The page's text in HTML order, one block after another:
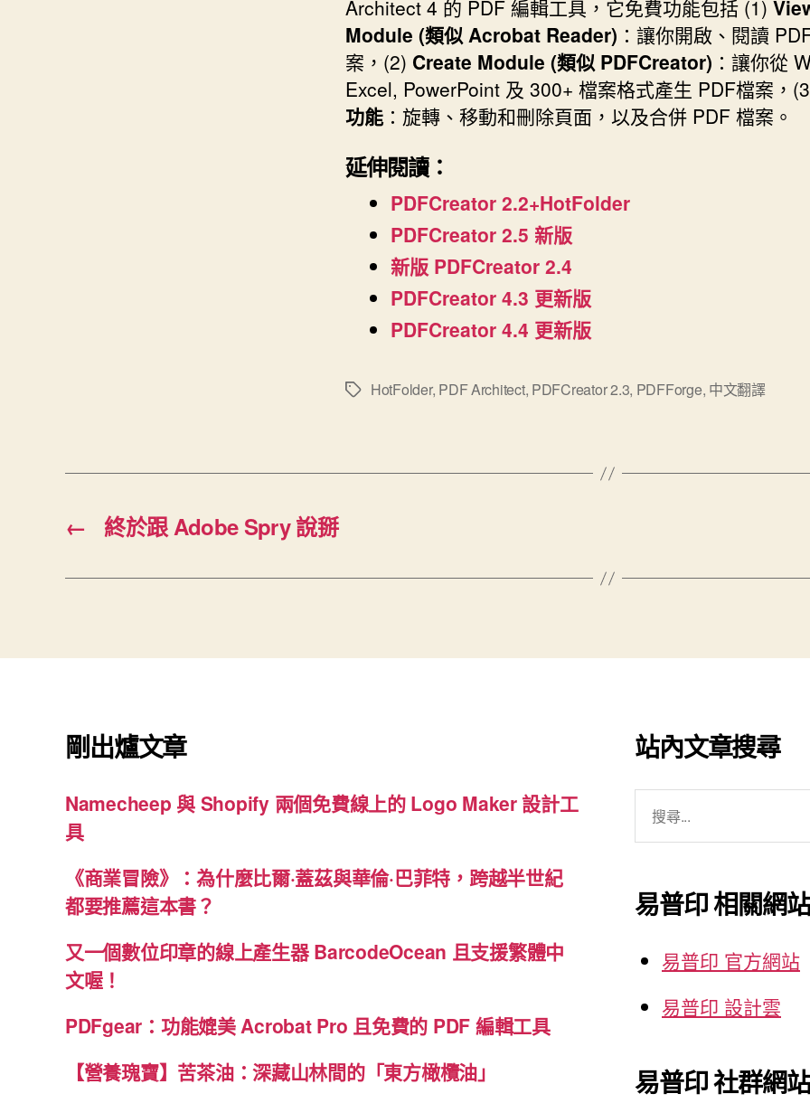
Architect 4 的 PDF 編輯工具，它免費功能包括 (1)
Module (類似 Acrobat Reader) ：讓你開啟、閱讀
案，(2) Create Module (類似 PDFCreator) ：讓你從
Excel, PowerPoint 及 300+ 檔案格式產生 PDF檔案，
功能：旋轉、移動和刪除頁面，以及合併 PDF 檔案。
延伸閱讀：
PDFCreator 2.2+HotFolder
PDFCreator 2.5 新版
新版 PDFCreator 2.4
PDFCreator 4.3 更新版
PDFCreator 4.4 更新版
標
HotFolder, PDF Architect, PDFCreator 2.3, PDFForge, 中文翻譯
← 終於跟 Adobe Spry 說掰
剛出爐文章
Namecheep 與 Shopify 兩個免費線上的 Logo Maker 設計工
具
《商業冒險》：為什麼比爾·蓋茲與華倫·巴菲特，跨越半世紀
都要推薦這本書？
又一個數位印章的線上產生器 BarcodeOcean 且支援繁體中
文喔！
PDFgear：功能媲美 Acrobat Pro 且免費的 PDF 編輯工具
【營養瑰寶】苦茶油：深藏山林間的「東方橄欖油」
站內文章搜尋
字:
易普印 相關網站
易普印 官方網站
易普印 設計雲
易普印 社群網站